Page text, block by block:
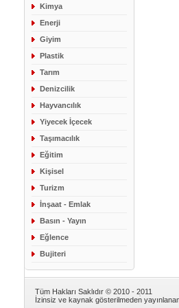
Kimya
Enerji
Giyim
Plastik
Tarım
Denizcilik
Hayvancılık
Yiyecek İçecek
Taşımacılık
Eğitim
Kişisel
Turizm
İnşaat - Emlak
Basın - Yayın
Eğlence
Bujiteri
Tüm Hakları Saklıdır © 2010 - 2011
İzinsiz ve kaynak gösterilmeden